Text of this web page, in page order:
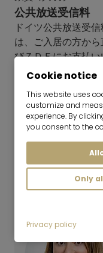
公共放送受信料
ドイツ公共放送受
は、ご入居の方か
びＺＤＦにお支払
です。この金額は
省エネ建築物証
Year of
Type of Energy
主要エネルギー源:
Energy efficiency
Final energy
Cookie notice
This website uses
customize and
experience. By
you consent to the
Only
Privacy policy